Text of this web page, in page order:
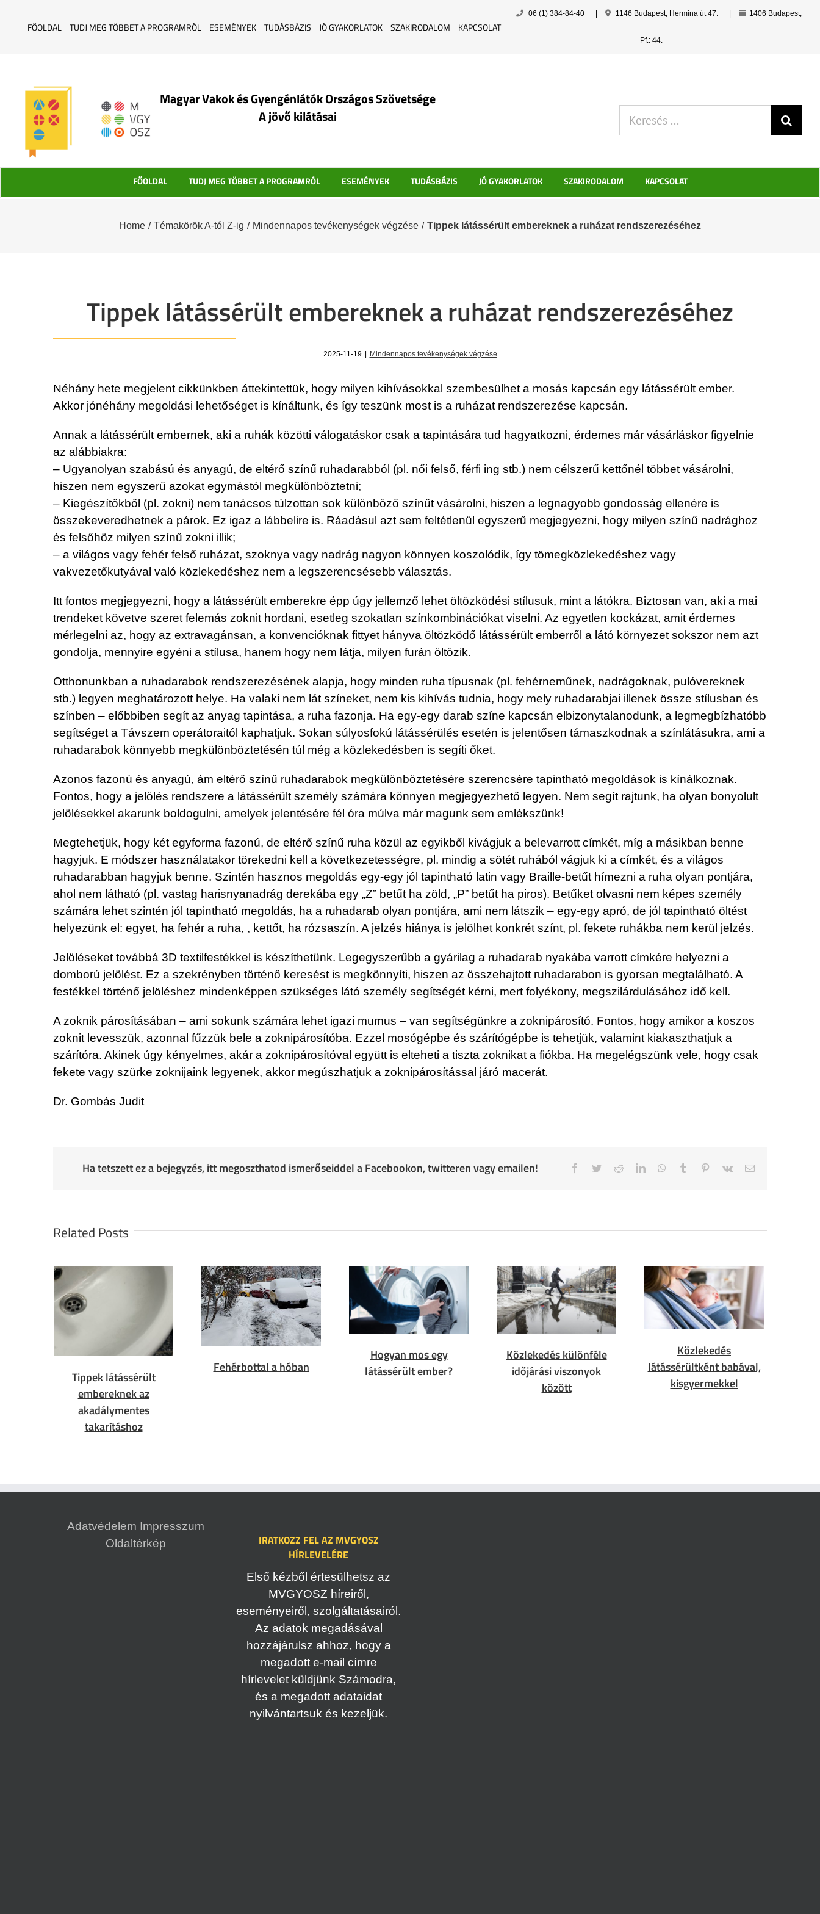
to
FŐOLDAL TUDJ MEG TÖBBET A PROGRAMRÓL ESEMÉNYEK TUDÁSBÁZIS JÓ GYAKORLATOK SZAKIRODALOM KAPCSOLAT
06 (1) 384-84-40 1146 Budapest, Hermina út 47. 1406 Budapest,
Pf.: 44.
Magyar Vakok és Gyengénlátók Országos Szövetsége
A jövő kilátásai
FŐOLDAL TUDJ MEG TÖBBET A PROGRAMRÓL ESEMÉNYEK TUDÁSBÁZIS JÓ GYAKORLATOK SZAKIRODALOM KAPCSOLAT
Home / Témakörök A-tól Z-ig / Mindennapos tevékenységek végzése / Tippek látássérült embereknek a ruházat rendszerezéséhez
Tippek látássérült embereknek a ruházat rendszerezéséhez
2025-11-19 | Mindennapos tevékenységek végzése
Néhány hete megjelent cikkünkben áttekintettük, hogy milyen kihívásokkal szembesülhet a mosás kapcsán egy látássérült ember.
Akkor jónéhány megoldási lehetőséget is kínáltunk, és így teszünk most is a ruházat rendszerezése kapcsán.
Annak a látássérült embernek, aki a ruhák közötti válogatáskor csak a tapintására tud hagyatkozni, érdemes már vásárláskor figyelnie
az alábbiakra:
– Ugyanolyan szabású és anyagú, de eltérő színű ruhadarabból (pl. női felső, férfi ing stb.) nem célszerű kettőnél többet vásárolni,
hiszen nem egyszerű azokat egymástól megkülönböztetni;
– Kiegészítőkből (pl. zokni) nem tanácsos túlzottan sok különböző színűt vásárolni, hiszen a legnagyobb gondosság ellenére is
összekeveredhetnek a párok. Ez igaz a lábbelire is. Ráadásul azt sem feltétlenül egyszerű megjegyezni, hogy milyen színű nadrághoz
és felsőhöz milyen színű zokni illik;
– a világos vagy fehér felső ruházat, szoknya vagy nadrág nagyon könnyen koszolódik, így tömegközlekedéshez vagy
vakvezetőkutyával való közlekedéshez nem a legszerencsésebb választás.
Itt fontos megjegyezni, hogy a látássérült emberekre épp úgy jellemző lehet öltözködési stílusuk, mint a látókra. Biztosan van, aki a mai
trendeket követve szeret felemás zoknit hordani, esetleg szokatlan színkombinációkat viselni. Az egyetlen kockázat, amit érdemes
mérlegelni az, hogy az extravagánsan, a konvencióknak fittyet hányva öltözködő látássérült emberről a látó környezet sokszor nem azt
gondolja, mennyire egyéni a stílusa, hanem hogy nem látja, milyen furán öltözik.
Otthonunkban a ruhadarabok rendszerezésének alapja, hogy minden ruha típusnak (pl. fehérneműnek, nadrágoknak, pulóvereknek
stb.) legyen meghatározott helye. Ha valaki nem lát színeket, nem kis kihívás tudnia, hogy mely ruhadarabjai illenek össze stílusban és
színben – előbbiben segít az anyag tapintása, a ruha fazonja. Ha egy-egy darab színe kapcsán elbizonytalanodunk, a legmegbízhatóbb
segítséget a Távszem operátoraitól kaphatjuk. Sokan súlyosfokú látássérülés esetén is jelentősen támaszkodnak a színlátásukra, ami a
ruhadarabok könnyebb megkülönböztetésén túl még a közlekedésben is segíti őket.
Azonos fazonú és anyagú, ám eltérő színű ruhadarabok megkülönböztetésére szerencsére tapintható megoldások is kínálkoznak.
Fontos, hogy a jelölés rendszere a látássérült személy számára könnyen megjegyezhető legyen. Nem segít rajtunk, ha olyan bonyolult
jelölésekkel akarunk boldogulni, amelyek jelentésére fél óra múlva már magunk sem emlékszünk!
Megtehetjük, hogy két egyforma fazonú, de eltérő színű ruha közül az egyikből kivágjuk a belevarrott címkét, míg a másikban benne
hagyjuk. E módszer használatakor törekedni kell a következetességre, pl. mindig a sötét ruhából vágjuk ki a címkét, és a világos
ruhadarabban hagyjuk benne. Szintén hasznos megoldás egy-egy jól tapintható latin vagy Braille-betűt hímezni a ruha olyan pontjára,
ahol nem látható (pl. vastag harisnyanadrág derekába egy „Z” betűt ha zöld, „P” betűt ha piros). Betűket olvasni nem képes személy
számára lehet szintén jól tapintható megoldás, ha a ruhadarab olyan pontjára, ami nem látszik – egy-egy apró, de jól tapintható öltést
helyezünk el: egyet, ha fehér a ruha, , kettőt, ha rózsaszín. A jelzés hiánya is jelölhet konkrét színt, pl. fekete ruhákba nem kerül jelzés.
Jelöléseket továbbá 3D textilfestékkel is készíthetünk. Legegyszerűbb a gyárilag a ruhadarab nyakába varrott címkére helyezni a
domború jelölést. Ez a szekrényben történő keresést is megkönnyíti, hiszen az összehajtott ruhadarabon is gyorsan megtalálható. A
festékkel történő jelöléshez mindenképpen szükséges látó személy segítségét kérni, mert folyékony, megszilárdulásához idő kell.
A zoknik párosításában – ami sokunk számára lehet igazi mumus – van segítségünkre a zoknipárosító. Fontos, hogy amikor a koszos
zoknit levesszük, azonnal fűzzük bele a zoknipárosítóba. Ezzel mosógépbe és szárítógépbe is tehetjük, valamint kiakaszthatjuk a
szárítóra. Akinek úgy kényelmes, akár a zoknipárosítóval együtt is elteheti a tiszta zoknikat a fiókba. Ha megelégszünk vele, hogy csak
fekete vagy szürke zoknijaink legyenek, akkor megúszhatjuk a zoknipárosítással járó macerát.
Dr. Gombás Judit
Ha tetszett ez a bejegyzés, itt megoszthatod ismerőseiddel a Facebookon, twitteren vagy emailen! Facebook
TwitterRedditLinkedInWhatsApp
Tumblr Pinterest
Vk Email
Related Posts
Tippek látássérült
embereknek az
akadálymentes
takarításhoz
Fehérbottal a hóban
Hogyan mos egy
látássérült ember?
Közlekedés különféle
időjárási viszonyok
között
Közlekedés
látássérültként babával,
kisgyermekkel
Adatvédelem Impresszum
Oldaltérkép
IRATKOZZ FEL AZ MVGYOSZ
HÍRLEVELÉRE
Első kézből értesülhetsz az
MVGYOSZ híreiről,
eseményeiről, szolgáltatásairól.
Az adatok megadásával
hozzájárulsz ahhoz, hogy a
megadott e-mail címre
hírlevelet küldjünk Számodra,
és a megadott adataidat
nyilvántartsuk és kezeljük.